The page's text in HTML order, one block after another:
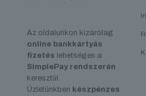
Az oldalunkon kizárólag
online bankkártyás
fizetés lehetséges a
SimplePay rendszerén
keresztül.
Üzletünkben készpénzes